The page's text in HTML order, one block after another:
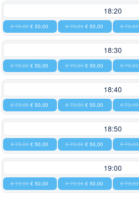
18:20
€ 73,00 € 50,00 € 73,00 € 50,00 € 73,00
18:30
€ 73,00 € 50,00 € 73,00 € 50,00 € 73,00
18:40
€ 73,00 € 50,00 € 73,00 € 50,00 € 73,00
18:50
€ 73,00 € 50,00 € 73,00 € 50,00 € 73,00
19:00
€ 73,00 € 50,00 € 73,00 € 50,00 € 73,00